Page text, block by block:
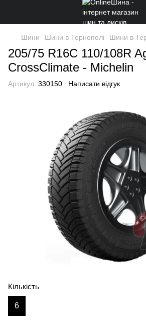
Шини Шини в Тернополі Шини в
205/75 R16C 110/108R
CrossClimate - Michelin
Артикул: 330150 Написати відгук
Кількість
6